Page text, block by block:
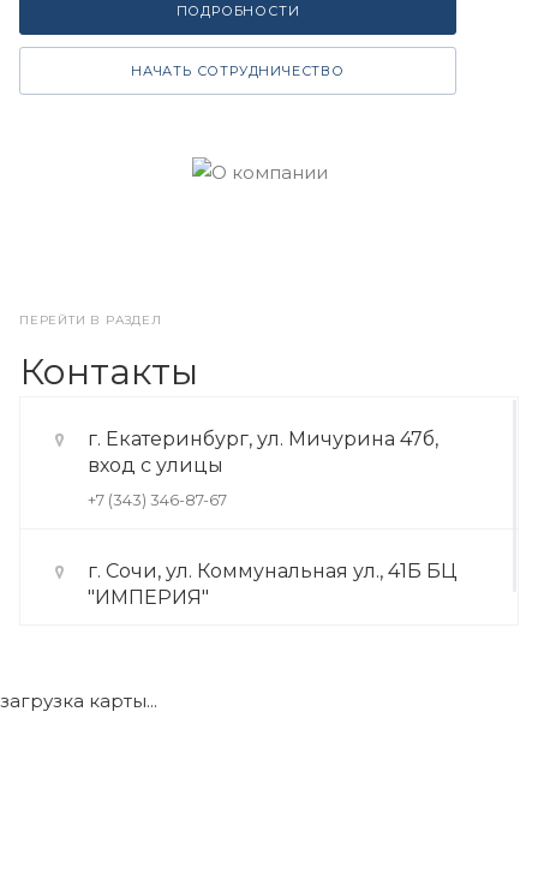
ПОДРОБНОСТИ
НАЧАТЬ СОТРУДНИЧЕСТВО
ПЕРЕЙТИ В РАЗДЕЛ
Контакты
г. Екатеринбург, ул. Мичурина 47б,
вход с улицы
+7 (343) 346-87-67
г. Сочи, ул. Коммунальная ул., 41Б БЦ
"ИМПЕРИЯ"
загрузка карты...